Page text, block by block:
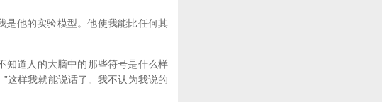
他的实验模型。他使我能比任何其
道人的大脑中的那些符号是什么样
这样我就能说话了。我不认为我说的